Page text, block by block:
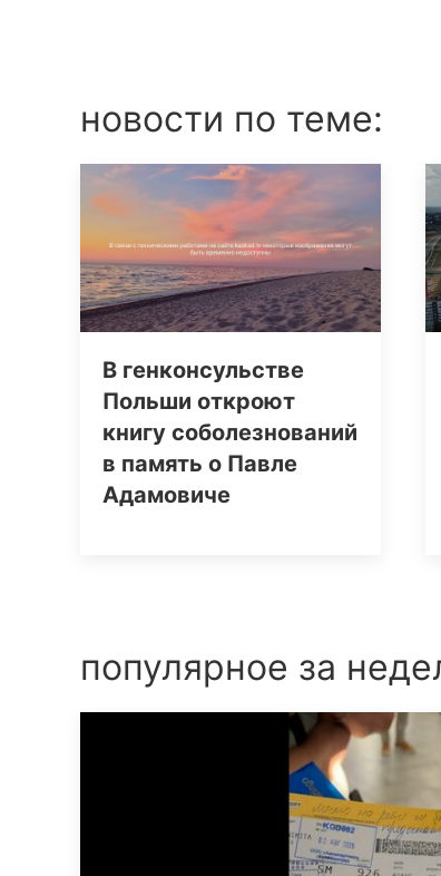
новости по теме:
В генконсульстве
Польши откроют
книгу соболезнований
в память о Павле
Адамовиче
популярное за